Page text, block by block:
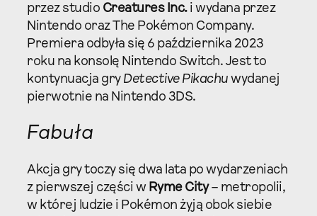
przez studio Creatures Inc.i wydana przez
Nintendo oraz The Pokémon Company.
Premiera odbyła się 6 października 2023
roku na konsolę Nintendo Switch. Jest to
kontynuacja gry Detective Pikachu wydanej
pierwotnie na Nintendo 3DS.
Fabuła
Akcja gry toczy się dwa lata po wydarzeniach
z pierwszej części w Ryme City– metropolii,
w której ludzie i Pokémon żyją obok siebie